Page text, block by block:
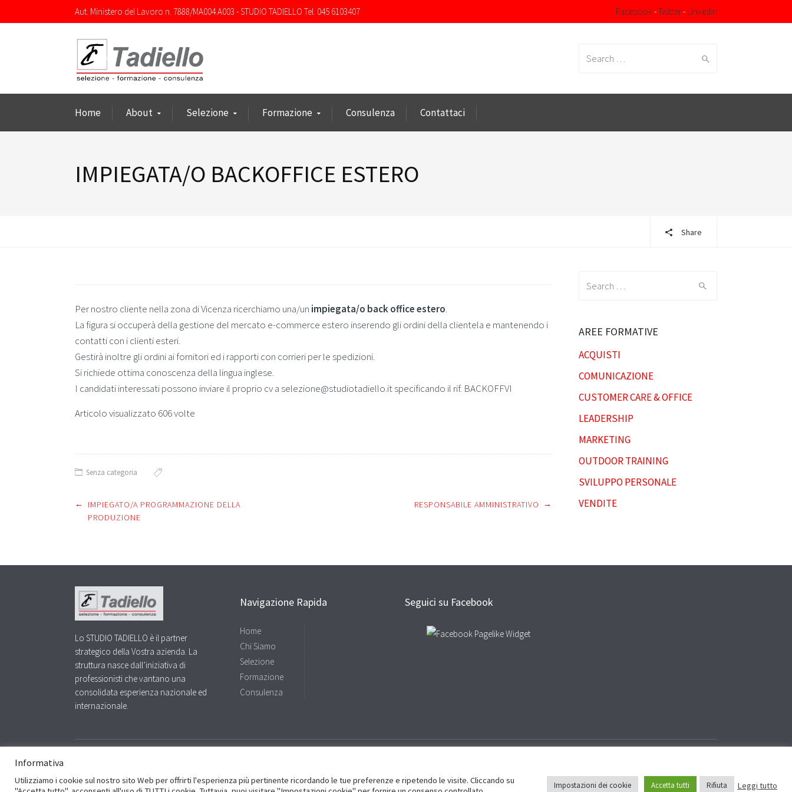
Aut. Ministero del Lavoro n. 7888/MA004.A003 - STUDIO TADIELLO Tel. 045 6103407 Facebook-Twitter- LinkedIn
for:
Home About Selezione Formazione Consulenza Contattaci
IMPIEGATA/O BACKOFFICE ESTERO
Share
Per nostro cliente nella zona di Vicenza ricerchiamo una/un impiegata/o back office estero.
La figura si occuperà della gestione del mercato e-commerce estero inserendo gli ordini della clientela e mantenendo i
contatti con i clienti esteri.
Gestirà inoltre gli ordini ai fornitori ed i rapporti con corrieri per le spedizioni.
Si richiede ottima conoscenza della lingua inglese.
I candidati interessati possono inviare il proprio cv a selezione@studiotadiello.it specificando il rif. BACKOFFVI
Articolo visualizzato 606 volte
Senza categoria
Post
←
IMPIEGATO/A PROGRAMMAZIONE DELLA
PRODUZIONE
RESPONSABILE AMMINISTRATIVO →
AREE FORMATIVE
ACQUISTI
COMUNICAZIONE
CUSTOMER CARE & OFFICE
LEADERSHIP
MARKETING
OUTDOOR TRAINING
SVILUPPO PERSONALE
VENDITE
Lo STUDIO TADIELLO è il partner
strategico della Vostra azienda. La
struttura nasce dall’iniziativa di
professionisti che vantano una
consolidata esperienza nazionale ed
internazionale.
Navigazione Rapida
Home
Chi Siamo
Selezione
Formazione
Consulenza
Seguici su Facebook
© 2016 Studio Tadiello - P.Iva e C.F. 03738340235 - cciaa VR 361529 - Site by Sinapsi Adv
Informativa
Utilizziamo i cookie sul nostro sito Web per offrirti l'esperienza più pertinente ricordando le tue preferenze e ripetendo le visite. Cliccando su
Impostazioni dei cookie Accetta tutti Rifiuta Leggi tutto